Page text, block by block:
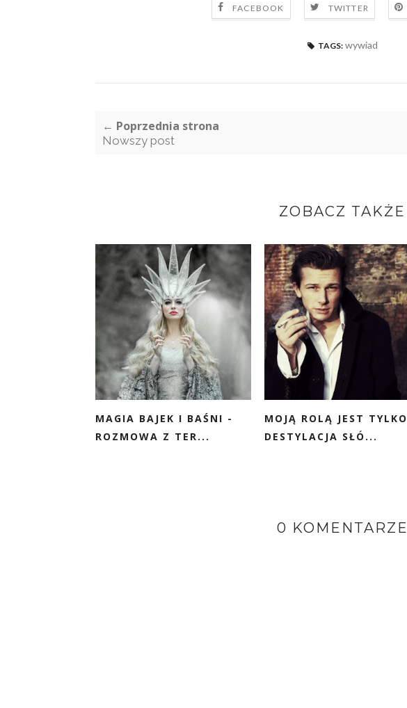
FACEBOOK TWITTER
TAGS: wywiad
← Poprzednia strona
Nowszy post
ZOBACZ TAKŻE
MAGIA BAJEK I BAŚNI -
ROZMOWA Z TER...
MOJĄ ROLĄ JEST TYLKO
DESTYLACJA SŁÓ...
0 KOMENTARZE